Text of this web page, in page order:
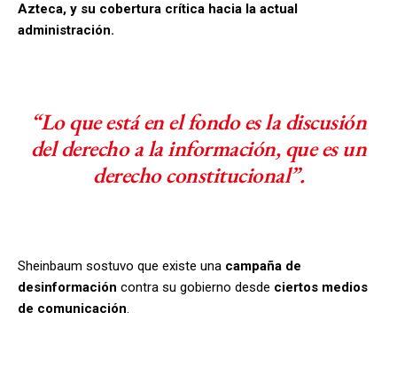
Azteca, y su cobertura crítica hacia la actual
administración.
“Lo que está en el fondo es la discusión
del derecho a la información, que es un
derecho constitucional”.
Sheinbaum sostuvo que existe una campaña de
desinformación contra su gobierno desde ciertos medios
de comunicación.